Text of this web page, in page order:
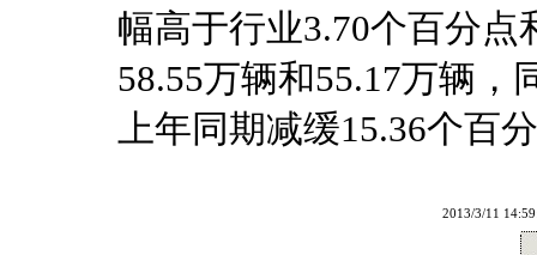
幅高于行业3.70个百分
58.55万辆和55.17万辆，
上年同期减缓15.36个百
2013/3/11